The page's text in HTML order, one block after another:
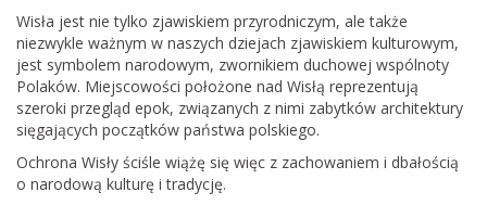
Wisła jest nie tylko zjawiskiem przyrodniczym, ale także
niezwykle ważnym w naszych dziejach zjawiskiem kulturowym,
jest symbolem narodowym, zwornikiem duchowej wspólnoty
Polaków. Miejscowości położone nad Wisłą reprezentują
szeroki przegląd epok, związanych z nimi zabytków architektury
sięgających początków państwa polskiego.
Ochrona Wisły ściśle wiążę się więc z zachowaniem i dbałością
o narodową kulturę i tradycję.